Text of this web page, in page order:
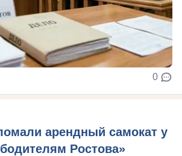
0
арендный самокат у
Ростова»